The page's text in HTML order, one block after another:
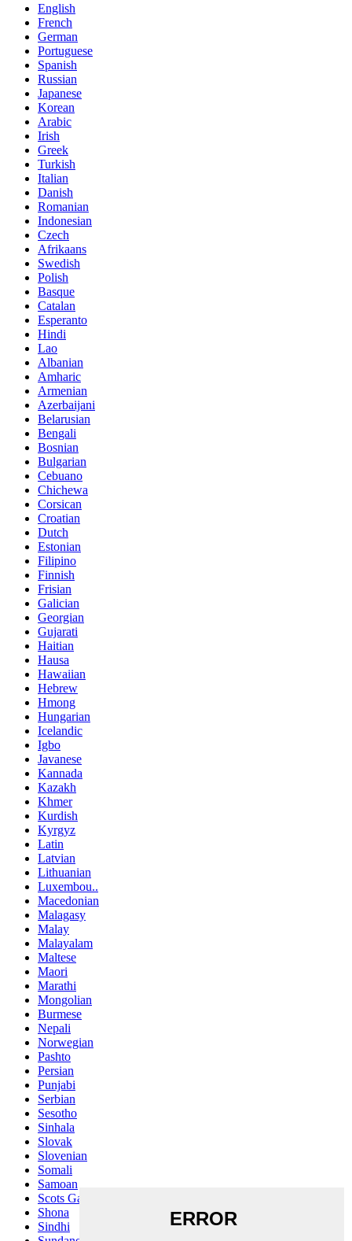
English
French
German
Portuguese
Spanish
Russian
Japanese
Korean
Arabic
Irish
Greek
Turkish
Italian
Danish
Romanian
Indonesian
Czech
Afrikaans
Swedish
Polish
Basque
Catalan
Esperanto
Hindi
Lao
Albanian
Amharic
Armenian
Azerbaijani
Belarusian
Bengali
Bosnian
Bulgarian
Cebuano
Chichewa
Corsican
Croatian
Dutch
Estonian
Filipino
Finnish
Frisian
Galician
Georgian
Gujarati
Haitian
Hausa
Hawaiian
Hebrew
Hmong
Hungarian
Icelandic
Igbo
Javanese
Kannada
Kazakh
Khmer
Kurdish
Kyrgyz
Latin
Latvian
Lithuanian
Luxembou..
Macedonian
Malagasy
Malay
Malayalam
Maltese
Maori
Marathi
Mongolian
Burmese
Nepali
Norwegian
Pashto
Persian
Punjabi
Serbian
Sesotho
Sinhala
Slovak
Slovenian
Somali
Samoan
Scots Gaelic
Shona
Sindhi